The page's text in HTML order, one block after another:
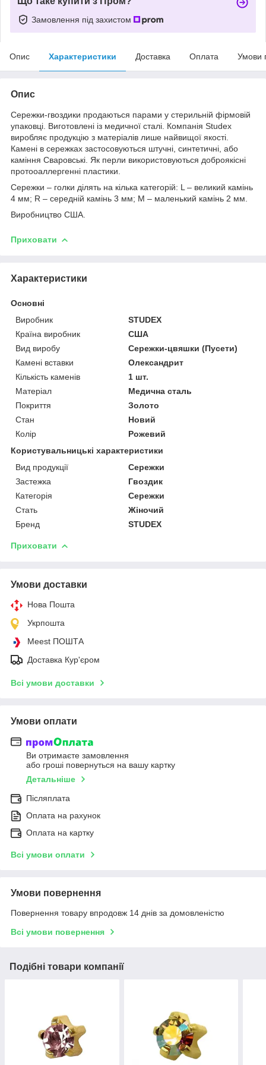
Замовлення під захистом
Опис Характеристики Доставка Оплата Умови
Опис
Сережки-гвоздики продаються парами у стерильній фірмовій
упаковці. Виготовлені із медичної сталі. Компанія Studex
виробляє продукцію з матеріалів лише найвищої якості.
Камені в сережках застосовуються штучні, синтетичні, або
каміння Сваровські. Як перли використовуються доброякісні
протооаллергенні пластики.
Сережки – голки ділять на кілька категорій: L – великий камінь
4 мм; R – середній камінь 3 мм; M – маленький камінь 2 мм.
Виробництво США.
Приховати
Характеристики
Основні
Виробник
STUDEX
Країна виробник
США
Вид виробу
Сережки-цвяшки (Пусети)
Камені вставки
Олександрит
Кількість каменів
1 шт.
Матеріал
Медична сталь
Покриття
Золото
Стан
Новий
Колір
Рожевий
Користувальницькі характеристики
Вид продукції
Сережки
Застежка
Гвоздик
Категорія
Сережки
Стать
Жіночий
Бренд
STUDEX
Приховати
Умови доставки
Нова Пошта
Укрпошта
Meest ПОШТА
Доставка Кур'єром
Всі умови доставки
Умови оплати
Ви отримаєте замовлення
або гроші повернуться на вашу картку
Детальніше
Післяплата
Оплата на рахунок
Оплата на картку
Всі умови оплати
Умови повернення
Повернення товару впродовж 14 днів за домовленістю
Всі умови повернення
Подібні товари компанії